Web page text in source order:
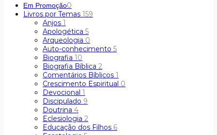
Em Promoção0
Livros por Temas 159
Anjos 1
Apologética 5
Arqueologia 0
Auto-conhecimento 5
Biografia 10
Biografia Bíblica 2
Comentários Bíblicos 1
Crescimento Espiritual 0
Devocional 1
Discipulado 9
Doutrina 4
Eclesiologia 2
Educação dos Filhos 6